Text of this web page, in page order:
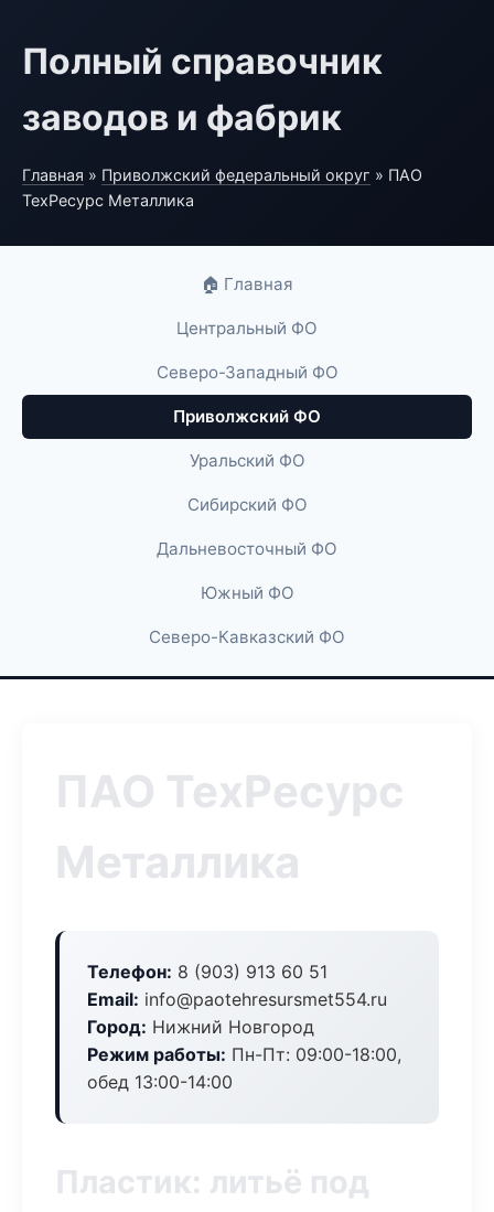
Полный справочник
заводов и фабрик
Главная » Приволжский федеральный округ » ПАО
ТехРесурс Металлика
🏠 Главная
Центральный ФО
Северо-Западный ФО
Приволжский ФО
Уральский ФО
Сибирский ФО
Дальневосточный ФО
Южный ФО
Северо-Кавказский ФО
ПАО ТехРесурс
Металлика
Телефон: 8 (903) 913 60 51
Email: info@paotehresursmet554.ru
Город: Нижний Новгород
Режим работы: Пн-Пт: 09:00-18:00,
обед 13:00-14:00
Пластик: литьё под